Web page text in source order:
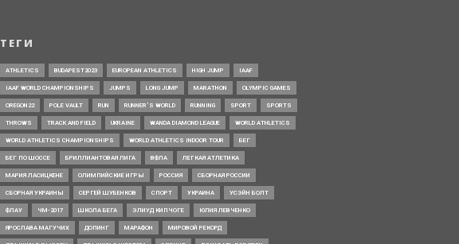
ТЕГИ
ATHLETICS BUDAPEST2023 EUROPEAN ATHLETICS HIGH JUMP IAAF
IAAF WORLD CHAMPIONSHIPS JUMPS LONG JUMP MARATHON OLYMPIC GAMES
OREGON22 POLE VAULT RUN RUNNER’S WORLD RUNNING SPORT SPORTS
THROWS TRACK AND FIELD UKRAINE WANDA DIAMOND LEAGUE WORLD ATHLETICS
WORLD ATHLETICS CHAMPIONSHIPS WORLD ATHLETICS INDOOR TOUR БЕГ
БЕГ ПО ШОССЕ БРИЛЛИАНТОВАЯ ЛИГА ВФЛА ЛЕГКАЯ АТЛЕТИКА
МАРИЯ ЛАСИЦКЕНЕ ОЛИМПИЙСКИЕ ИГРЫ РОССИЯ СБОРНАЯ РОССИИ
СБОРНАЯ УКРАИНЫ СЕРГЕЙ ШУБЕНКОВ СПОРТ УКРАИНА УСЭЙН БОЛТ
ФЛАУ ЧМ-2017 ШКОЛА БЕГА ЭЛИУД КИПЧОГЕ ЮЛИЯ ЛЕВЧЕНКО
ЯРОСЛАВА МАГУЧИХ ДОПИНГ МАРАФОН МИРОВОЙ РЕКОРД